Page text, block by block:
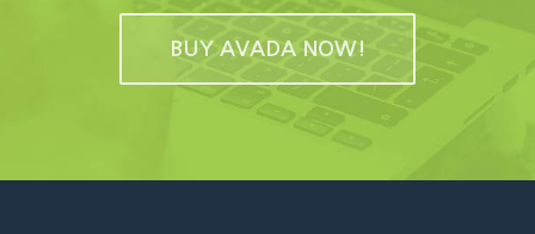
BUY AVADA NOW!